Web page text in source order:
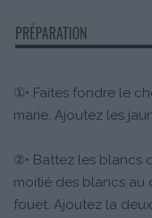
①• Faites fondre le
marie. Ajoutez les
②• Battez les blancs
moitié des blancs au
fouet. Ajoutez la